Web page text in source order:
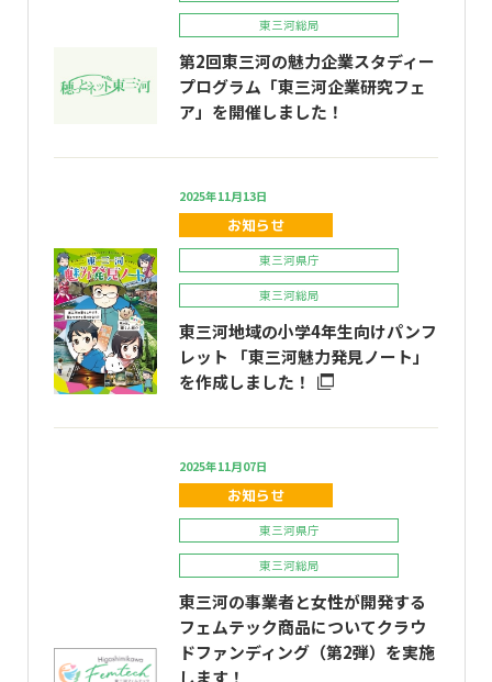
東三河総局
第2回東三河の魅力企業スタディー
プログラム「東三河企業研究フェ
ア」を開催しました！
2025年11月13日
お知らせ
東三河県庁
東三河総局
東三河地域の小学4年生向けパンフ
レット 「東三河魅力発見ノート」
を作成しました！
2025年11月07日
お知らせ
東三河県庁
東三河総局
東三河の事業者と女性が開発する
フェムテック商品についてクラウ
ドファンディング（第2弾）を実施